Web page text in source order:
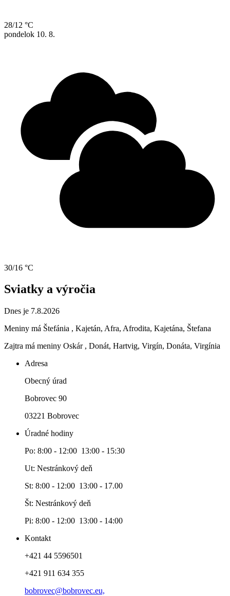
28/12 °C
pondelok 10. 8.
30/16 °C
Sviatky a výročia
Dnes je 7.8.2026
Meniny má Štefánia , Kajetán, Afra, Afrodita, Kajetána, Štefana
Zajtra má meniny Oskár , Donát, Hartvig, Virgín, Donáta, Virgínia
Adresa
Obecný úrad
Bobrovec 90
03221 Bobrovec
Úradné hodiny
Po: 8:00 - 12:00 13:00 - 15:30
Ut: Nestránkový deň
St: 8:00 - 12:00 13:00 - 17.00
Št: Nestránkový deň
Pi: 8:00 - 12:00 13:00 - 14:00
Kontakt
+421 44 5596501
+421 911 634 355
bobrovec@bobrovec.eu,